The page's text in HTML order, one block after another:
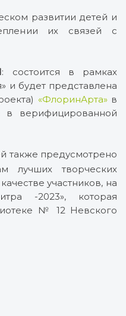
развитии детей и
их связей с
: состоится в рамках
и будет представлена
«ФлоринАрта»в
в верифицированной
также предусмотрено
лучших творческих
участников, на
-2023», которая
№ 12 Невского